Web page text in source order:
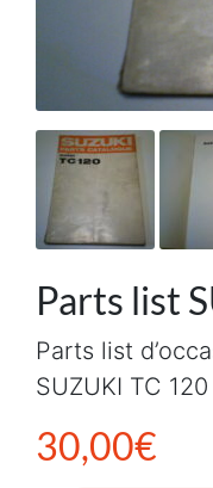
Parts list
30,00€
Parts list
SUZUKI TC 120